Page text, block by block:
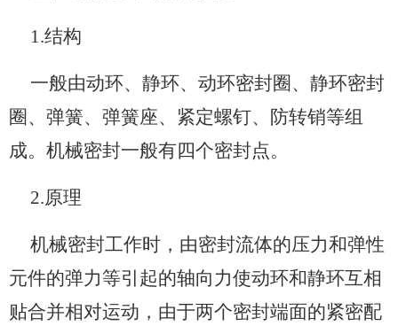
1.结构
一般由动环、静环、动环密封圈、静环密封
圈、弹簧、弹簧座、紧定螺钉、防转销等组
成。机械密封一般有四个密封点。
2.原理
机械密封工作时，由密封流体的压力和弹性
元件的弹力等引起的轴向力使动环和静环互相
贴合并相对运动，由于两个密封端面的紧密配